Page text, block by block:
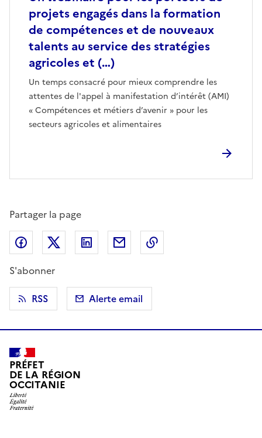
projets engagés dans la formation
de compétences et de nouveaux
talents au service des stratégies
agricoles et (…)
Un temps consacré pour mieux comprendre les
attentes de l'appel à manifestation d’intérêt (AMI)
« Compétences et métiers d’avenir » pour les
secteurs agricoles et alimentaires
Partager la page
Partager sur Facebook
Partager sur X (anciennement Twitter)
Partager sur LinkedIn
Partager par email
S'abonner
RSS
Alerte email
PRÉFET
DE LA RÉGION
OCCITANIE